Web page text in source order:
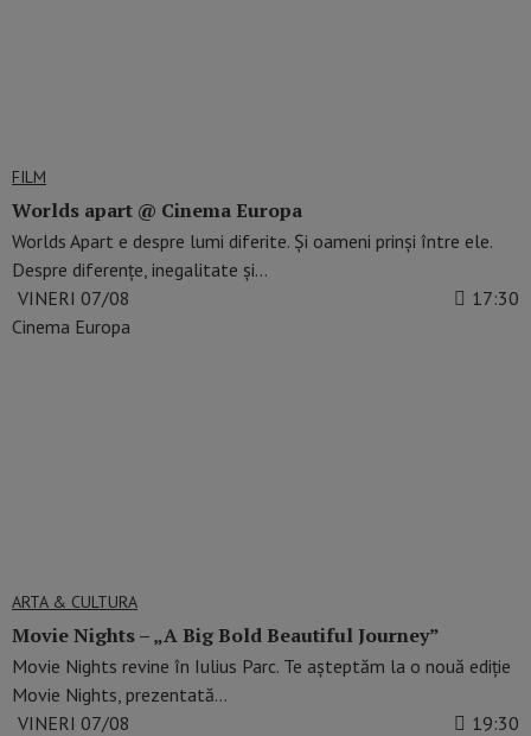
FILM
Worlds apart @ Cinema Europa
Worlds Apart e despre lumi diferite. Și oameni prinși între ele.
Despre diferențe, inegalitate și…
VINERI 07/08
17:30
Cinema Europa
ARTA & CULTURA
Movie Nights – „A Big Bold Beautiful Journey”
Movie Nights revine în Iulius Parc. Te așteptăm la o nouă ediție
Movie Nights, prezentată…
VINERI 07/08
19:30